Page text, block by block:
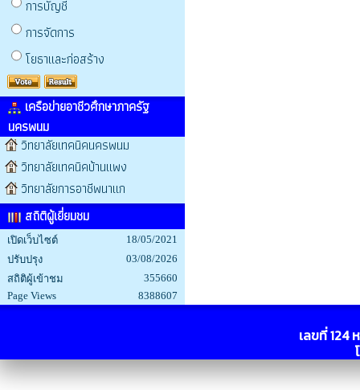
การบัญชี
การจัดการ
โยธาและก่อสร้าง
เครือข่ายอาชีวศึกษาภาครัฐ
นครพนม
วิทยาลัยเทคนิคนครพนม
วิทยาลัยเทคนิคบ้านแพง
วิทยาลัยการอาชีพนาแก
สถิติผู้เยี่ยมชม
เปิดเว็บไซต์
18/05/2021
ปรับปรุง
03/08/2026
สถิติผู้เข้าชม
355660
Page Views
8388607
เลขที่ 124